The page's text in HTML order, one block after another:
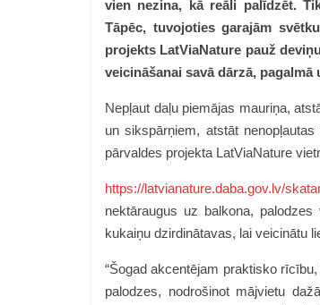
vien nezina, kā reāli palīdzēt.
Tāpēc, tuvojoties garajām
projekts LatViaNature pauž
veicināšanai savā dārzā, pagalmā
Nepļaut daļu piemājas mauriņa,
un sikspārņiem, atstāt
pārvaldes projekta LatViaNature
https://latvianature.daba.gov.lv/
nektāraugus uz balkona,
kukaiņu dzirdinātavas, lai veicinātu
“Šogad akcentējam praktisko
palodzes, nodrošinot mājvietu